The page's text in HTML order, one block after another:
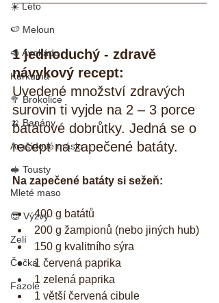
☀️ Léto
🍉 Meloun
🥑 Avokádo
Kurkuma
🥦 Brokolice
🍌 Banány
Arašídové máslo
🥪 Tousty
Mleté maso
😎 Výzvy
Zelí
Čočka
Fazole
1 jednoduchý - zdravě
návykový recept:
Uvedené množství zdravých
surovin ti vyjde na 2 – 3 porce
batátové dobrůtky. Jedná se o
recept na zapečené batáty.
Na zapečené batáty si sežeň:
400 g batátů
200 g žampionů (nebo jiných hub)
150 g kvalitního sýra
1 červená paprika
1 zelená paprika
1 větší červená cibule